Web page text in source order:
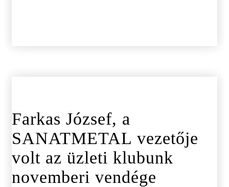
Farkas József, a
SANATMETAL vezetője
volt az üzleti klubunk
novemberi vendége